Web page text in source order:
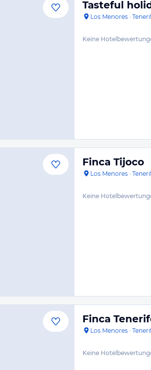
Tasteful
Los Menores ·
Keine
Finca Tijoco
Los Menores ·
Keine
Finca
Los Menores ·
Keine